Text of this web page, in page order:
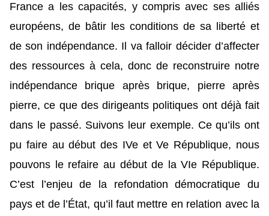
France a les capacités, y compris avec ses alliés
européens, de bâtir les conditions de sa liberté et
de son indépendance. Il va falloir décider d’affecter
des ressources à cela, donc de reconstruire notre
indépendance brique après brique, pierre après
pierre, ce que des dirigeants politiques ont déjà fait
dans le passé. Suivons leur exemple. Ce qu’ils ont
pu faire au début des IVe et Ve République, nous
pouvons le refaire au début de la VIe République.
C’est l’enjeu de la refondation démocratique du
pays et de l’État, qu’il faut mettre en relation avec la